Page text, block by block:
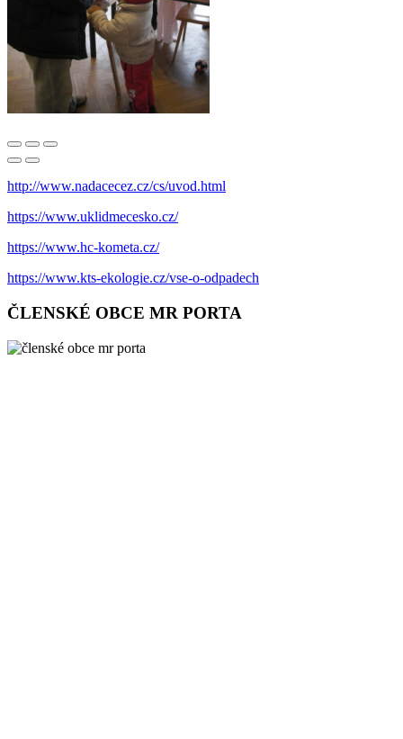
http://www.nadacecez.cz/cs/uvod.html
https://www.uklidmecesko.cz/
https://www.hc-kometa.cz/
https://www.kts-ekologie.cz/vse-o-odpadech
ČLENSKÉ OBCE MR PORTA